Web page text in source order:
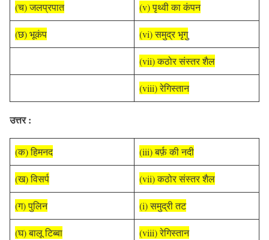
(च) जलप्रपात (v) पृथ्वी का कंपन
(छ) भूकंप (vi) समुद्र भृगु
(vii) कठोर संस्तर शैल
(viii) रेगिस्तान
उत्तर :
(क) हिमनद (iii) बर्फ़ की नदी
(ख) विसर्प (vii) कठोर संस्तर शैल
(ग) पुलिन (i) समुद्री तट
(घ) बालू टिब्बा (viii) रेगिस्तान